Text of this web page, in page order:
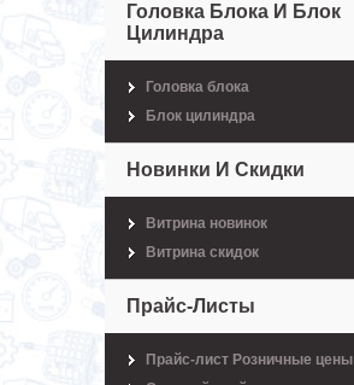
Головка Блока И Блок
Цилиндра
Головка блока
Блок цилиндра
Новинки И Скидки
Витрина новинок
Витрина скидок
Прайс-Листы
Прайс-лист Розничные цены